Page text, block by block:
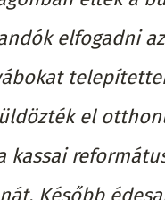
elfogadni
el
kassai
Később